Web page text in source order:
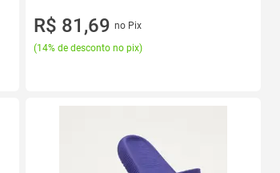
R$ 81,69 no Pix
(14% de desconto no pix)